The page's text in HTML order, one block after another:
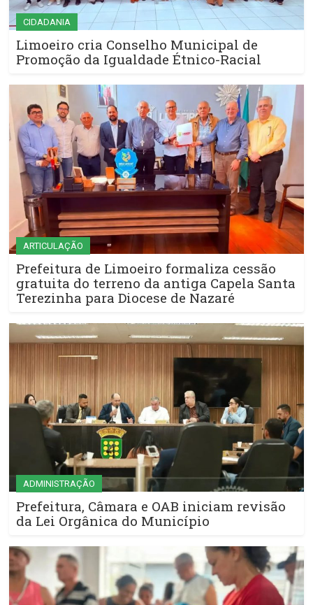
CIDADANIA
Limoeiro cria Conselho Municipal de
Promoção da Igualdade Étnico-Racial
ARTICULAÇÃO
Prefeitura de Limoeiro formaliza cessão
gratuita do terreno da antiga Capela Santa
Terezinha para Diocese de Nazaré
ADMINISTRAÇÃO
Prefeitura, Câmara e OAB iniciam revisão
da Lei Orgânica do Município